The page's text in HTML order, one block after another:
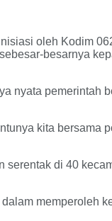
oleh Kodim
besarnya
nyata
kita
di 40